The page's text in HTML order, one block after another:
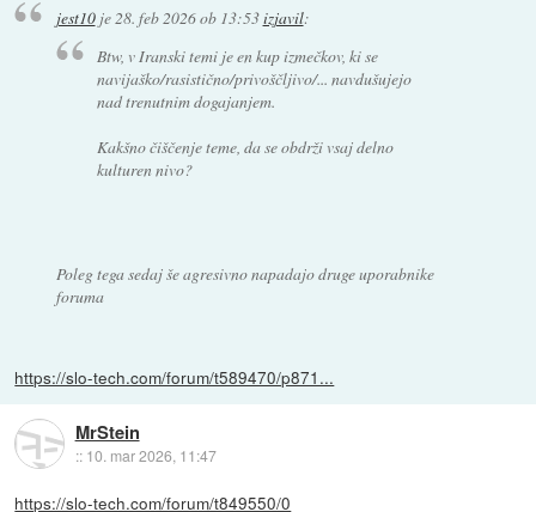
jest10je 28. feb 2026 ob 13:53izjavil:
Btw, v Iranski temi je en kup izmečkov, ki se
navijaško/rasistično/privoščljivo/... navdušujejo
nad trenutnim dogajanjem.
Kakšno čiščenje teme, da se obdrži vsaj delno
kulturen nivo?
Poleg tega sedaj še agresivno napadajo druge uporabnike
foruma
https://slo-tech.com/forum/t589470/p871...
MrStein
:: 10. mar 2026, 11:47
https://slo-tech.com/forum/t849550/0